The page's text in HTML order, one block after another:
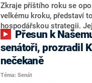
Zkraje příštího roku se
velkému kroku, představí
hospodářskou strategii.
stárnutí populace, řekl ve
nový předseda lidovců Jan
senátních volbách
aktivitu opozice, o níž
komentátoři mluví jako o
senátoři, prozradil
nečekaně
Téma: Senát